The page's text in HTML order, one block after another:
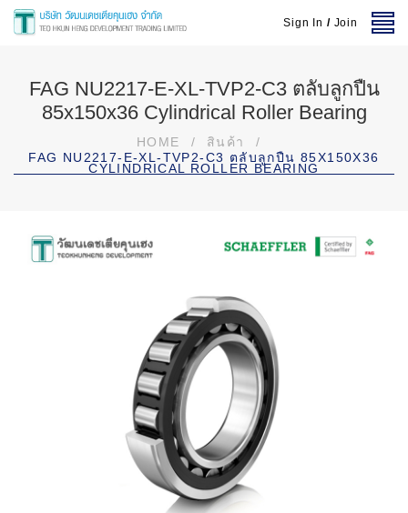
Sign In / Join
FAG NU2217-E-XL-TVP2-C3 ตลับลูกปืน
85x150x36 Cylindrical Roller Bearing
HOME / สินค้า
/
FAG NU2217-E-XL-TVP2-C3 ตลับลูกปืน 85X150X36
CYLINDRICAL ROLLER BEARING